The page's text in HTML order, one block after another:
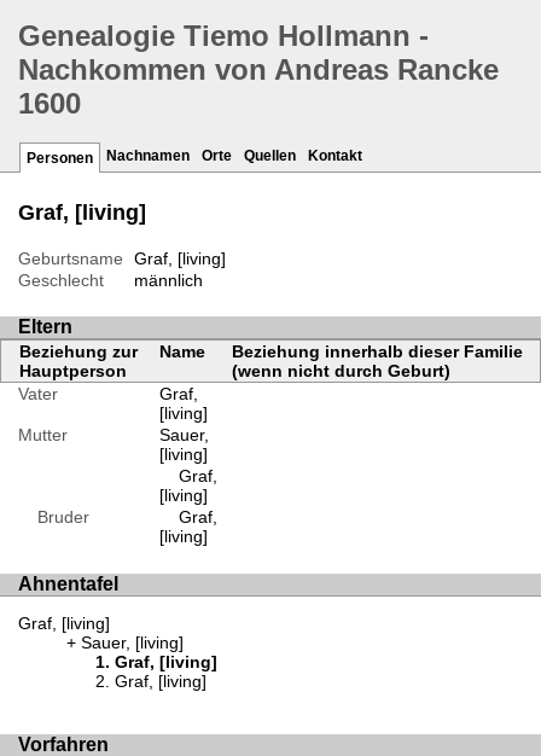
Genealogie Tiemo Hollmann -
Nachkommen von Andreas Rancke
1600
Personen Nachnamen Orte Quellen Kontakt
Graf, [living]
Geburtsname
Graf, [living]
Geschlecht
männlich
Eltern
Beziehung zur
Hauptperson
Name
Beziehung innerhalb dieser Familie
(wenn nicht durch Geburt)
Vater
Graf,
[living]
Mutter
Sauer,
[living]
Graf,
[living]
Bruder
Graf,
[living]
Ahnentafel
Graf, [living]
Sauer, [living]
Graf, [living]
Graf, [living]
Vorfahren